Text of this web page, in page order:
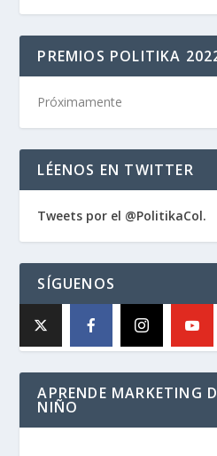
PREMIOS POLITIKA
Próximamente
LÉENOS EN TWITTER
Tweets por el @PolitikaCol.
SÍGUENOS
APRENDE MARKETING
NIÑO